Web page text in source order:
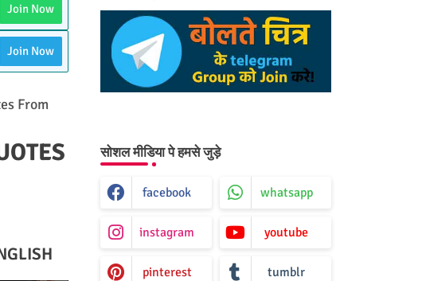
Join Now
Join Now
From
सोशल मीडिया पे हमसे जुड़े
facebook whatsapp
instagram youtube
pinterest tumblr